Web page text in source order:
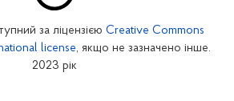
за ліцензією Creative Commons
license, якщо не зазначено інше.
2023 рік